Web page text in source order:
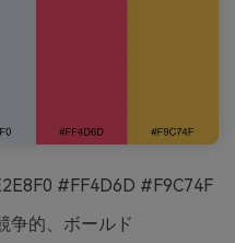
#FF4D6D #F9C74F
争的、ボールド